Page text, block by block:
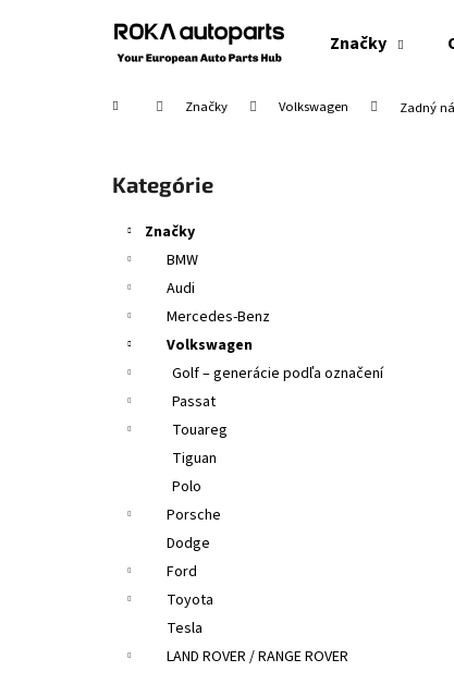
Značky
Domov Značky Volkswagen Zadný
Preskočiť
kategórie
Kategórie
Značky
BMW
Audi
Mercedes-Benz
Volkswagen
Golf – generácie podľa označení
Passat
Touareg
Tiguan
Polo
Porsche
Dodge
Ford
Toyota
Tesla
LAND ROVER / RANGE ROVER